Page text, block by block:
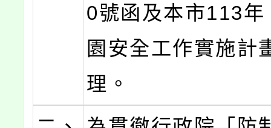
0號函及本市113年
園安全工作實施計
理。